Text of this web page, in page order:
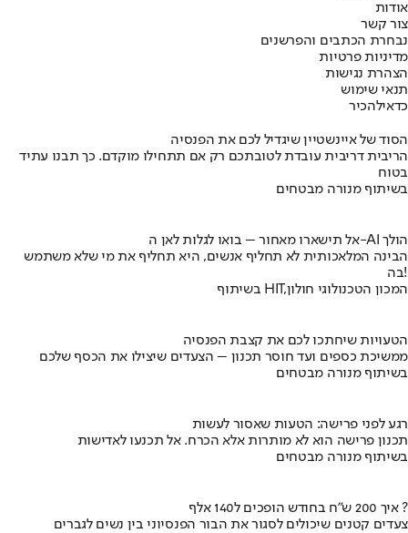
אודות
צור קשר
נבחרת הכתבים והפרשנים
מדיניות פרטיות
הצהרת נגישות
תנאי שימוש
כדאילהכיר
הסוד של איינשטיין שיגדיל לכם את הפנסיה
הריבית דריבית עובדת לטובתכם רק אם תתחילו מוקדם. כך תבנו עתיד
בטוח
בשיתוף מנורה מבטחים
אל תישארו מאחור – בואו לגלות לאן ה-AI הולך
הבינה המלאכותית לא תחליף אנשים, היא תחליף את מי שלא משתמש
בה!
בשיתוף HIT,המכון הטכנולוגי חולון
הטעויות שיחתכו לכם את קצבת הפנסיה
ממשיכת כספים ועד חוסר תכנון – הצעדים שיצילו את הכסף שלכם
בשיתוף מנורה מבטחים
רגע לפני פרישה: הטעות שאסור לעשות
תכנון פרישה הוא לא מותרות אלא הכרח. אל תכנעו לאדישות
בשיתוף מנורה מבטחים
איך 200 ש"ח בחודש הופכים ל140 אלף ?
צעדים קטנים שיכולים לסגור את הבור הפנסיוני בין נשים לגברים